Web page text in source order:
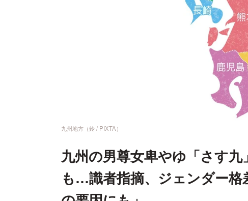
九州地方（鈴 / PIXTA）
九州の男尊女卑やゆ「さす
も…識者指摘、ジェンダー格